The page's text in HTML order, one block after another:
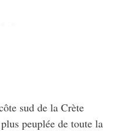
sud de la Crète
peuplée de toute la